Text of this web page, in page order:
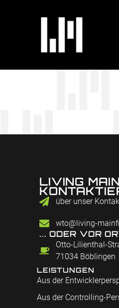
LIVING
über unser
wto@living-
... ODER VOR
Otto-Lilienthal-
71034 Böblingen
LEISTUNGEN
Aus der
Aus der Controlling-